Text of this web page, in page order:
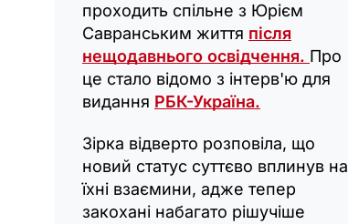
проходить спільне з Юрієм
Савранським життя після
нещодавнього освідчення. Про
це стало відомо з інтерв'ю для
видання РБК-Україна.
Зірка відверто розповіла, що
новий статус суттєво вплинув на
їхні взаємини, адже тепер
закохані набагато рішучіше